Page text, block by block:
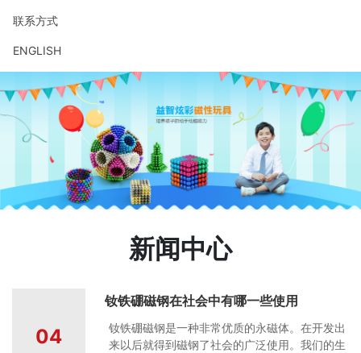
联系方式
ENGLISH
新闻中心
04
钕铁硼磁钢在社会中有哪一些使用
钕铁硼磁钢是一种非常优质的永磁体。在开发出
来以后就得到磁钢了社会的广泛使用。我们的生